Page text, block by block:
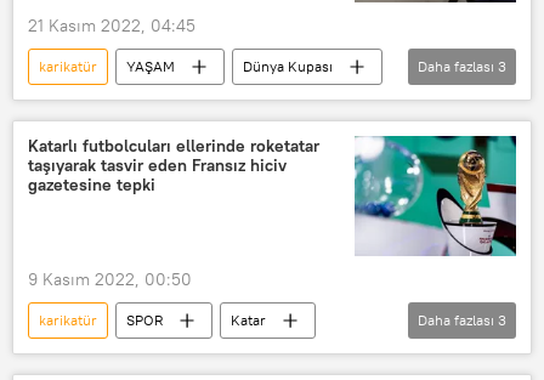
21 Kasım 2022, 04:45
karikatür YAŞAM
Dünya Kupası
İran
Çizim Sergi
Daha fazlası 3
Katarlı futbolcuları ellerinde roketatar
taşıyarak tasvir eden Fransız hiciv
gazetesine tepki
9 Kasım 2022, 00:50
karikatür SPOR
Katar
FIFA
Fransa
Hiciv
Daha fazlası 3